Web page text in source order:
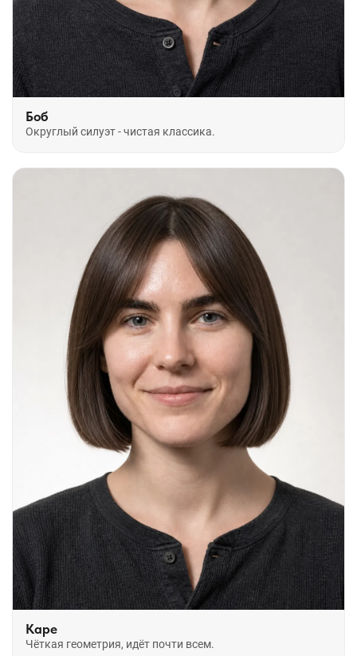
Боб
Округлый силуэт - чистая классика.
Каре
Чёткая геометрия, идёт почти всем.